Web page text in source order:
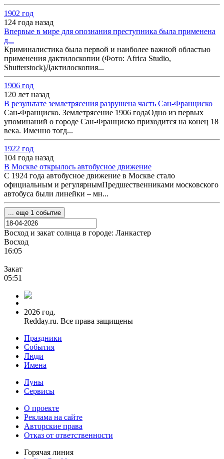
1902 год
124 года назад
Впервые в мире для опознания преступника была применена
д...
Криминалистика была первой и наиболее важной областью
применения дактилоскопии (Фото: Africa Studio,
Shutterstock)Дактилоскопия...
1906 год
120 лет назад
В результате землетрясения разрушена часть Сан-Франциско
Сан-Франциско. Землетрясение 1906 годаОдно из первых
упоминаний о городе Сан-Франциско приходится на конец 18
века. Именно тогд...
1922 год
104 года назад
В Москве открылось автобусное движение
С 1924 года автобусное движение в Москве стало
официальным и регулярнымПредшественниками московского
автобуса были линейки – мн...
... еще 1 событие
Восход и закат солнца в городе: Ланкастер
Восход
16:05
Закат
05:51
2026 год.
Redday.ru. Все права защищены
Праздники
События
Люди
Имена
Луны
Сервисы
О проекте
Реклама на сайте
Авторские права
Отказ от ответственности
Горячая линия